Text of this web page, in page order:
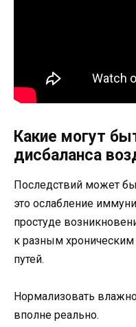
Какие могут
дисбаланса
Последствий может
это ослабление
простуде
к разным
путей.
Нормализовать
вполне реально.